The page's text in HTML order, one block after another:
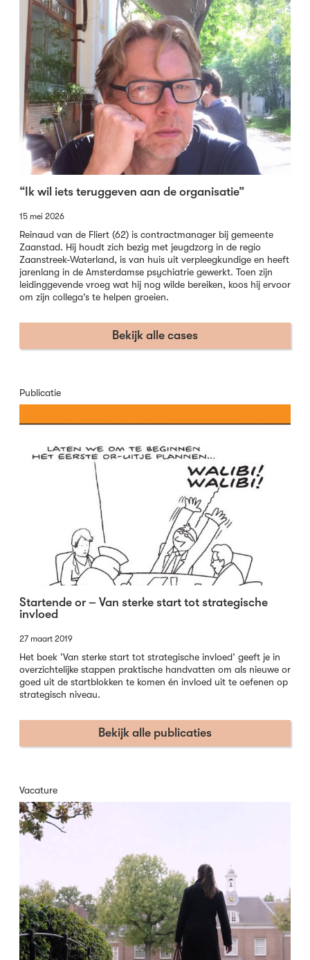
“Ik wil iets teruggeven aan de organisatie”
15 mei 2026
Reinaud van de Fliert (62) is contractmanager bij gemeente
Zaanstad. Hij houdt zich bezig met jeugdzorg in de regio
Zaanstreek-Waterland, is van huis uit verpleegkundige en heeft
jarenlang in de Amsterdamse psychiatrie gewerkt. Toen zijn
leidinggevende vroeg wat hij nog wilde bereiken, koos hij ervoor
om zijn collega’s te helpen groeien.
Bekijk alle cases
Publicatie
Startende or – Van sterke start tot strategische
invloed
27 maart 2019
Het boek ‘Van sterke start tot strategische invloed’ geeft je in
overzichtelijke stappen praktische handvatten om als nieuwe or
goed uit de startblokken te komen én invloed uit te oefenen op
strategisch niveau.
Bekijk alle publicaties
Vacature